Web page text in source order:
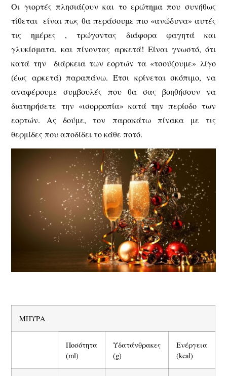
Οι γιορτές πλησιάζουν και το ερώτημα που συνήθως
τίθεται είναι πως θα περάσουμε πιο «ανώδυνα» αυτές
τις ημέρες , τρώγοντας διάφορα φαγητά και
γλυκίσματα, και πίνοντας αρκετά! Είναι γνωστό, ότι
κατά την διάρκεια των εορτών τα «τσούζουμε» λίγο
(έως αρκετά) παραπάνω. Έτσι κρίνεται σκόπιμο, να
αναφέρουμε συμβουλές που θα σας βοηθήσουν να
διατηρήσετε την «ισορροπία» κατά την περίοδο των
εορτών. Ας δούμε, τον παρακάτω πίνακα με τις
θερμίδες που αποδίδει το κάθε ποτό.
ΜΠΥΡΑ
Ποσότητα
(ml)
Υδατάνθρακες
(g)
Ενέργεια
(kcal)